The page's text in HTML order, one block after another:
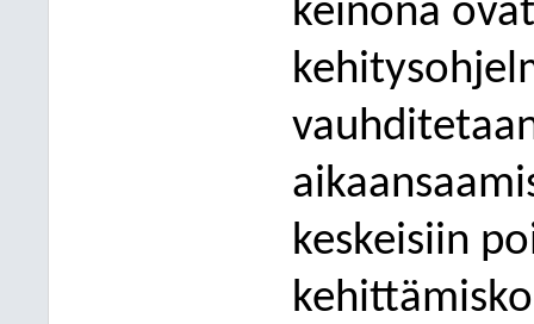
keinona
keskeisiin